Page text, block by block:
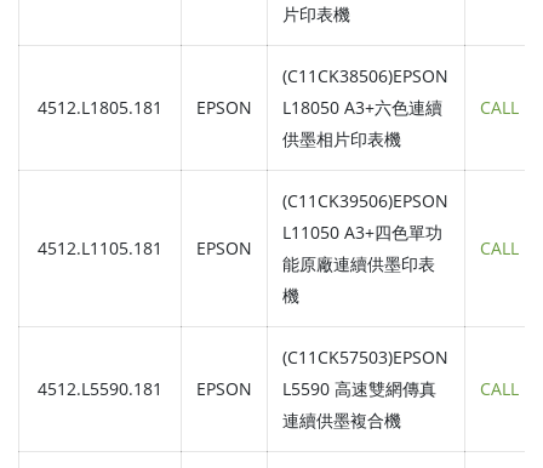
片印表機
4512.L1805.181 EPSON
(C11CK38506)EPSON
L18050 A3+六色連續
供墨相片印表機
CALL
4512.L1105.181 EPSON
(C11CK39506)EPSON
L11050 A3+四色單功
能原廠連續供墨印表
機
CALL
4512.L5590.181 EPSON
(C11CK57503)EPSON
L5590 高速雙網傳真
連續供墨複合機
CALL